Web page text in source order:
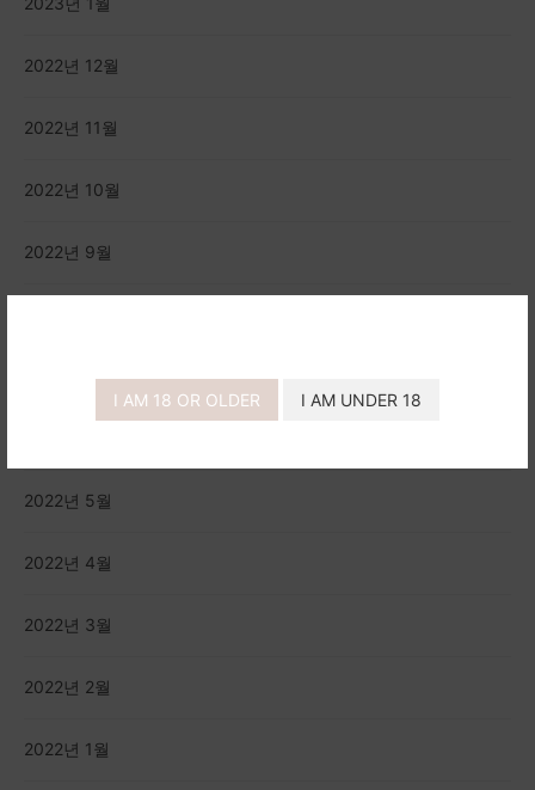
I AM 18 OR OLDER I AM UNDER 18
2022년 12월
2022년 11월
2022년 10월
2022년 9월
2022년 7월
2022년 5월
2022년 4월
2022년 3월
2022년 2월
2022년 1월